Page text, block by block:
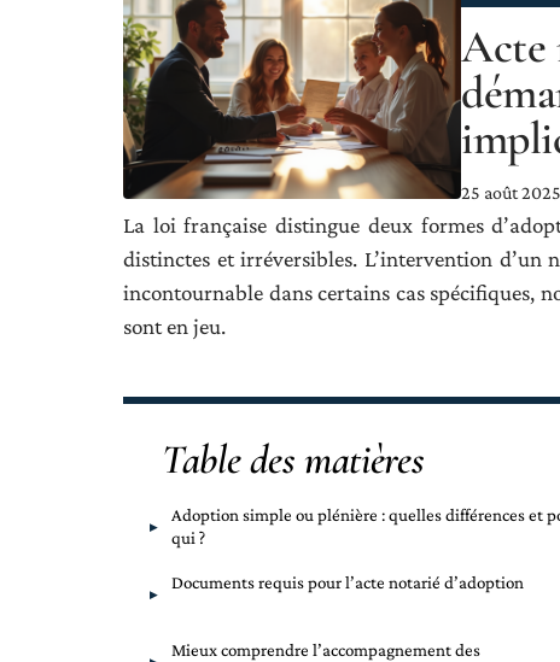
Acte
25 août 2025
La loi française distingue deux formes
distinctes et irréversibles. L’intervention d’un
incontournable dans certains cas spécifiques,
sont en jeu.
Table des matières
Adoption simple ou plénière : quelles différences et
qui ?
Documents requis pour l’acte notarié d’adoption
Mieux comprendre l’accompagnement des